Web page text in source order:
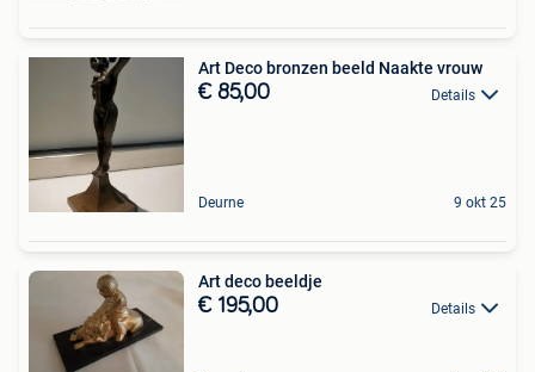
Art Deco bronzen beeld Naakte vrouw
€ 85,00 Details
Deurne 9 okt 25
Art deco beeldje
€ 195,00 Details